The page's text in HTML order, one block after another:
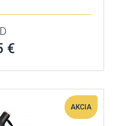
€
AKCIA